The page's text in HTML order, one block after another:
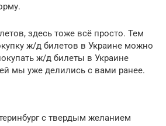
здесь тоже всё просто. Тем
ж/д билетов в Украине можно
ж/д билеты в Украине
мы уже делились с вами ранее.
с твердым желанием